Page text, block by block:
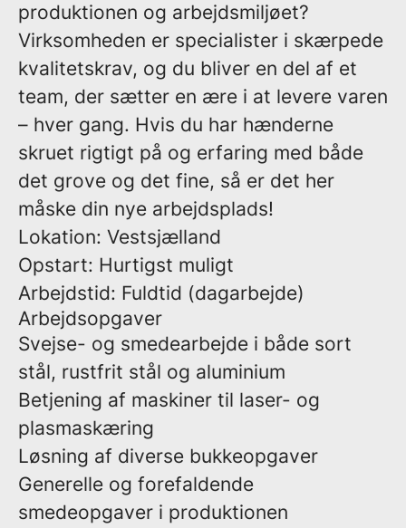
produktionen og arbejdsmiljøet?
Virksomheden er specialister i skærpede
kvalitetskrav, og du bliver en del af et
team, der sætter en ære i at levere varen
– hver gang. Hvis du har hænderne
skruet rigtigt på og erfaring med både
det grove og det fine, så er det her
måske din nye arbejdsplads!
Lokation: Vestsjælland
Opstart: Hurtigst muligt
Arbejdstid: Fuldtid (dagarbejde)
Arbejdsopgaver
Svejse- og smedearbejde i både sort
stål, rustfrit stål og aluminium
Betjening af maskiner til laser- og
plasmaskæring
Løsning af diverse bukkeopgaver
Generelle og forefaldende
smedeopgaver i produktionen